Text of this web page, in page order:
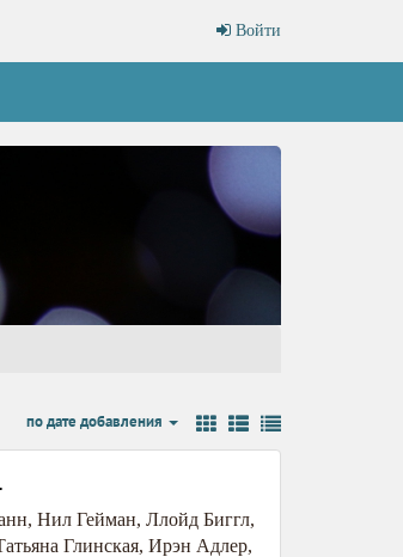
Войти
по дате добавления
, Нил Гейман, Ллойд Биггл,
Глинская, Ирэн Адлер,